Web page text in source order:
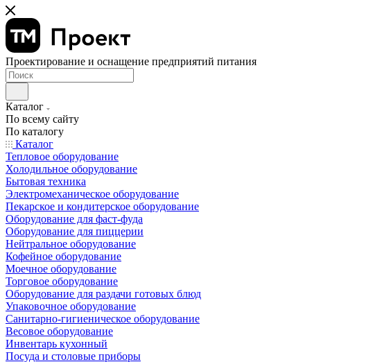
Проектирование и оснащение предприятий питания
Каталог
По всему сайту
По каталогу
Каталог
Тепловое оборудование
Холодильное оборудование
Бытовая техника
Электромеханическое оборудование
Пекарское и кондитерское оборудование
Оборудование для фаст-фуда
Оборудование для пиццерии
Нейтральное оборудование
Кофейное оборудование
Моечное оборудование
Торговое оборудование
Оборудование для раздачи готовых блюд
Упаковочное оборудование
Санитарно-гигиеническое оборудование
Весовое оборудование
Инвентарь кухонный
Посуда и столовые приборы